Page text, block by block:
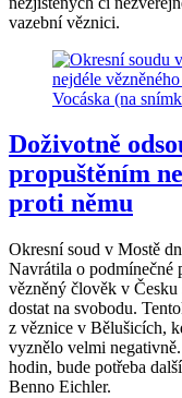
vazební věznici.
Doživotně
propuštěním
proti němu
Okresní soud v Mostě
Navrátila o podmínečné
vězněný člověk v Česku
dostat na svobodu.
z věznice v Bělušicích,
vyznělo velmi
hodin, bude potřeba
Benno Eichler.